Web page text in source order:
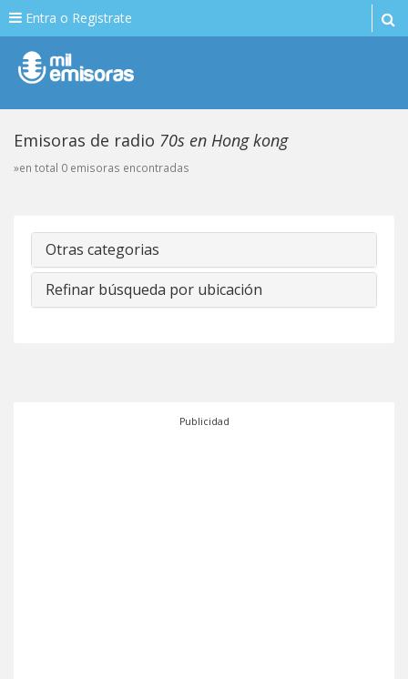
Entra o Registrate
Emisoras de radio 70s en Hong kong
»en total 0 emisoras encontradas
Otras categorias
Refinar búsqueda por ubicación
Publicidad